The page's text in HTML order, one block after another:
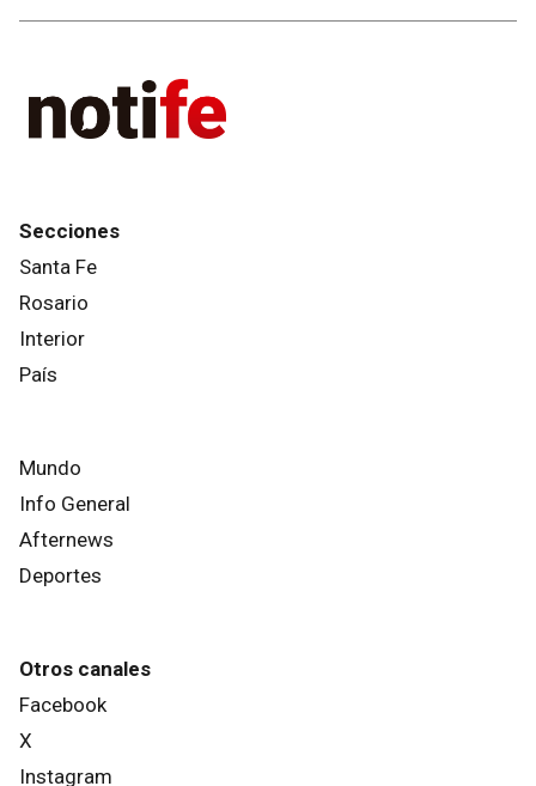
Secciones
Santa Fe
Rosario
Interior
País
Mundo
Info General
Afternews
Deportes
Otros canales
Facebook
X
Instagram